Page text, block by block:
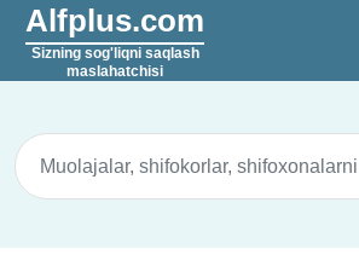
Alfplus.com
Sizning sog'liqni saqlash
maslahatchisi